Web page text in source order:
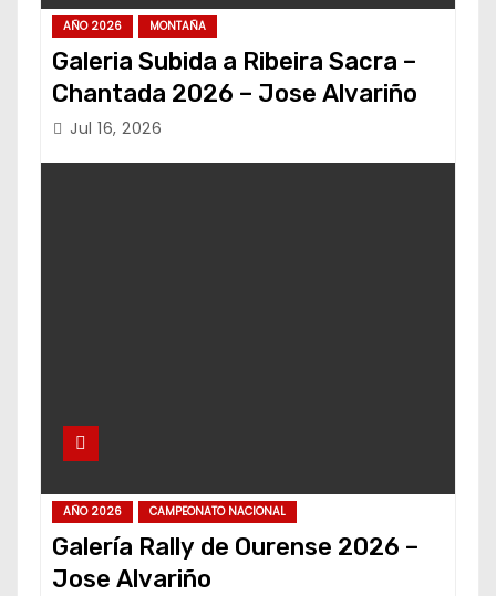
AÑO 2026 MONTAÑA
Galeria Subida a Ribeira Sacra –
Chantada 2026 – Jose Alvariño
Jul 16, 2026
AÑO 2026 CAMPEONATO NACIONAL
Galería Rally de Ourense 2026 –
Jose Alvariño